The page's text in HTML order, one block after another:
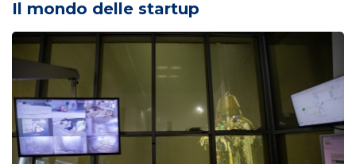
Il mondo delle startup